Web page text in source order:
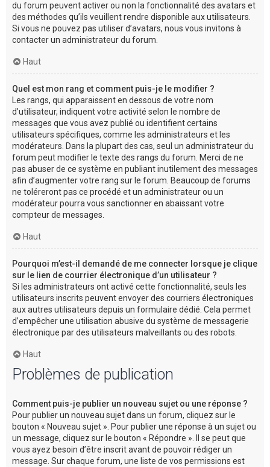
du forum peuvent activer ou non la fonctionnalité des avatars et
des méthodes qu’ils veuillent rendre disponible aux utilisateurs.
Si vous ne pouvez pas utiliser d’avatars, nous vous invitons à
contacter un administrateur du forum.
Haut
Quel est mon rang et comment puis-je le modifier ?
Les rangs, qui apparaissent en dessous de votre nom
d’utilisateur, indiquent votre activité selon le nombre de
messages que vous avez publié ou identifient certains
utilisateurs spécifiques, comme les administrateurs et les
modérateurs. Dans la plupart des cas, seul un administrateur du
forum peut modifier le texte des rangs du forum. Merci de ne
pas abuser de ce système en publiant inutilement des messages
afin d’augmenter votre rang sur le forum. Beaucoup de forums
ne toléreront pas ce procédé et un administrateur ou un
modérateur pourra vous sanctionner en abaissant votre
compteur de messages.
Haut
Pourquoi m’est-il demandé de me connecter lorsque je clique
sur le lien de courrier électronique d’un utilisateur ?
Si les administrateurs ont activé cette fonctionnalité, seuls les
utilisateurs inscrits peuvent envoyer des courriers électroniques
aux autres utilisateurs depuis un formulaire dédié. Cela permet
d’empêcher une utilisation abusive du système de messagerie
électronique par des utilisateurs malveillants ou des robots.
Haut
Problèmes de publication
Comment puis-je publier un nouveau sujet ou une réponse ?
Pour publier un nouveau sujet dans un forum, cliquez sur le
bouton « Nouveau sujet ». Pour publier une réponse à un sujet ou
un message, cliquez sur le bouton « Répondre ». Il se peut que
vous ayez besoin d’être inscrit avant de pouvoir rédiger un
message. Sur chaque forum, une liste de vos permissions est